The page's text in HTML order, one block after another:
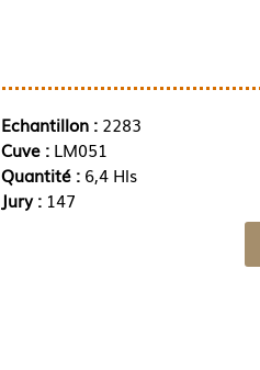
Echantillon :2283
Cuve : LM051
Quantité : 6,4 Hls
Jury : 147